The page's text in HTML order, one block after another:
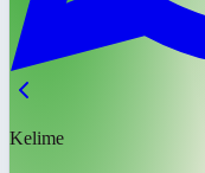
Kelime